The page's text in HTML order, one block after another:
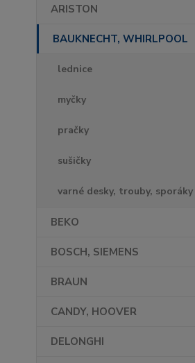
ARISTON
BAUKNECHT, WHIRLPOOL
lednice
myčky
pračky
sušičky
varné desky, trouby, sporáky
BEKO
BOSCH, SIEMENS
BRAUN
CANDY, HOOVER
DELONGHI